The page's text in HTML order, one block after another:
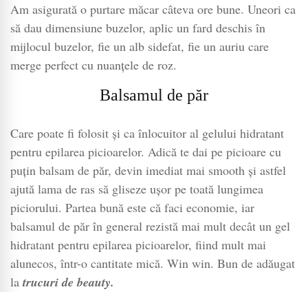
Am asigurată o purtare măcar câteva ore bune. Uneori ca
să dau dimensiune buzelor, aplic un fard deschis în
mijlocul buzelor, fie un alb sidefat, fie un auriu care
merge perfect cu nuanțele de roz.
Balsamul de păr
Care poate fi folosit și ca înlocuitor al gelului hidratant
pentru epilarea picioarelor. Adică te dai pe picioare cu
puțin balsam de păr, devin imediat mai smooth și astfel
ajută lama de ras să gliseze ușor pe toată lungimea
piciorului. Partea bună este că faci economie, iar
balsamul de păr în general rezistă mai mult decât un gel
hidratant pentru epilarea picioarelor, fiind mult mai
alunecos, într-o cantitate mică. Win win. Bun de adăugat
la trucuri de beauty.